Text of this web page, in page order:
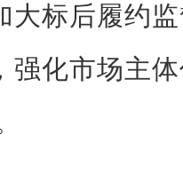
大标后履约
强化市场主